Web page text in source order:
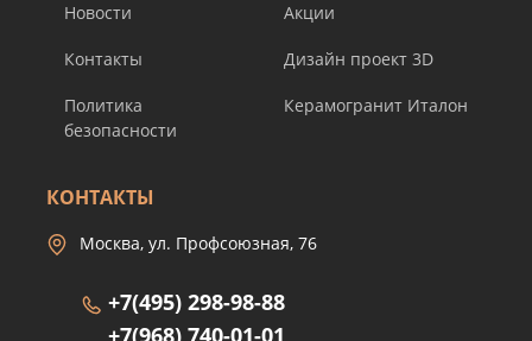
Новости
Контакты
Политика
безопасности
Акции
Дизайн проект 3D
Керамогранит Италон
КОНТАКТЫ
Москва, ул. Профсоюзная, 76
+7(495) 298-98-88